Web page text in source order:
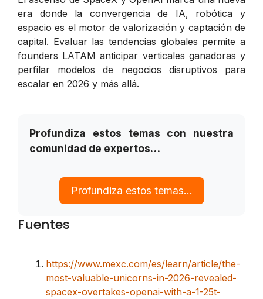
era donde la convergencia de IA, robótica y
espacio es el motor de valorización y captación de
capital. Evaluar las tendencias globales permite a
founders LATAM anticipar verticales ganadoras y
perfilar modelos de negocios disruptivos para
escalar en 2026 y más allá.
Profundiza estos temas con nuestra
comunidad de expertos…
Profundiza estos temas…
Fuentes
https://www.mexc.com/es/learn/article/the-
most-valuable-unicorns-in-2026-revealed-
spacex-overtakes-openai-with-a-1-25t-